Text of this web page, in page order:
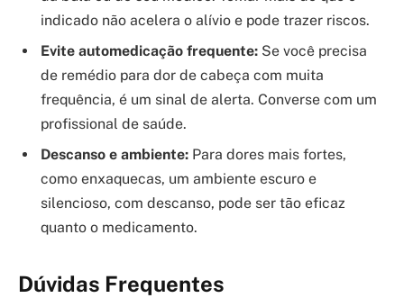
indicado não acelera o alívio e pode trazer riscos.
Evite automedicação frequente: Se você precisa
de remédio para dor de cabeça com muita
frequência, é um sinal de alerta. Converse com um
profissional de saúde.
Descanso e ambiente: Para dores mais fortes,
como enxaquecas, um ambiente escuro e
silencioso, com descanso, pode ser tão eficaz
quanto o medicamento.
Dúvidas Frequentes